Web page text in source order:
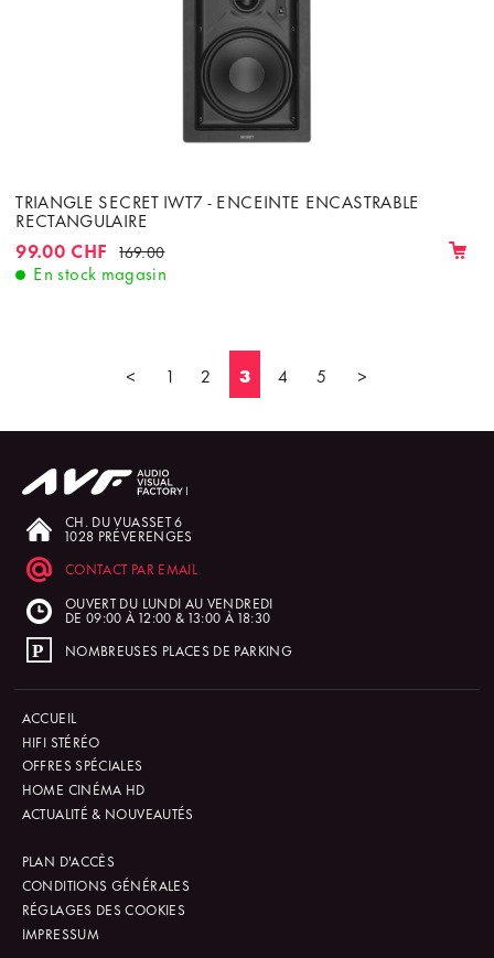
TRIANGLE SECRET IWT7 - ENCEINTE ENCASTRABLE
RECTANGULAIRE
99.00 CHF 169.00
En stock magasin
< 1 2 3 4 5 >
CH. DU VUASSET 6
1028 PRÉVERENGES
CONTACT PAR EMAIL
OUVERT DU LUNDI AU VENDREDI
DE 09:00 À 12:00 & 13:00 À 18:30
NOMBREUSES PLACES DE PARKING
ACCUEIL
HIFI STÉRÉO
OFFRES SPÉCIALES
HOME CINÉMA HD
ACTUALITÉ & NOUVEAUTÉS
PLAN D'ACCÈS
CONDITIONS GÉNÉRALES
RÉGLAGES DES COOKIES
IMPRESSUM